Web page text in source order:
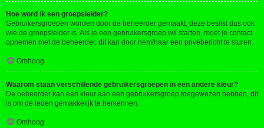
Hoe word ik een groepsleider?
Gebruikersgroepen worden door de beheerder gemaakt, deze beslist dus ook
wie de groepsleider is. Als je een gebruikersgroep wil starten, moet je contact
opnemen met de beheerder, dit kan door hem/haar een privébericht te sturen.
Omhoog
Waarom staan verschillende gebruikersgroepen in een andere kleur?
De beheerder kan een kleur aan een gebruikersgroep toegewezen hebben, dit
is om de leden gemakkelijk te herkennen.
Omhoog